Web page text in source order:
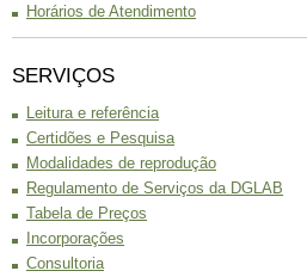
Horários de Atendimento
SERVIÇOS
Leitura e referência
Certidões e Pesquisa
Modalidades de reprodução
Regulamento de Serviços da DGLAB
Tabela de Preços
Incorporações
Consultoria